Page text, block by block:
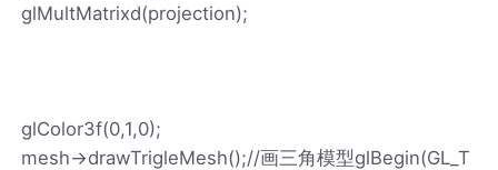
glMultMatrixd(projection);
glColor3f(0,1,0);
mesh->drawTrigleMesh();//画三角模型glBegin(GL_T